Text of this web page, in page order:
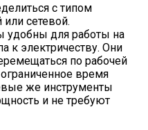
с типом
сетевой.
удобны для работы на
к электричеству. Они
по рабочей
время
же инструменты
и не требуют